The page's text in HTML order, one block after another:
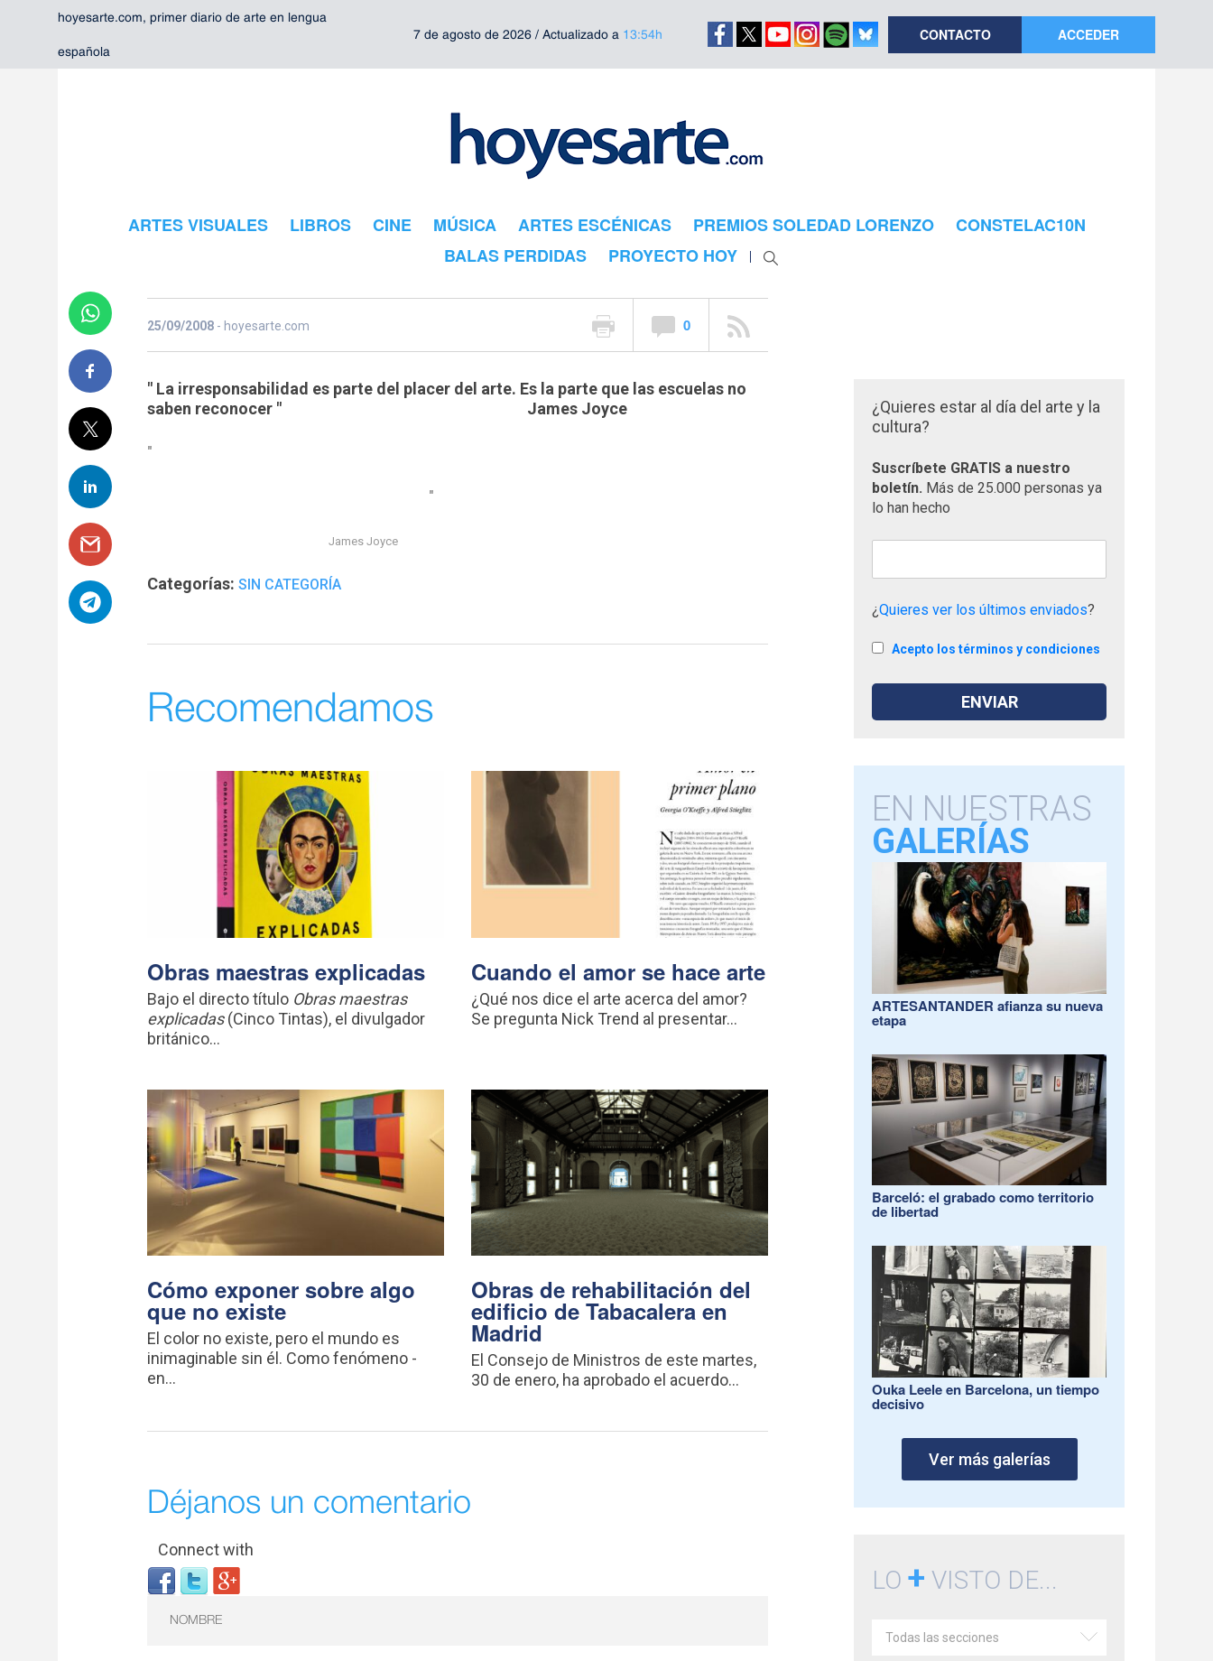
hoyesarte.com, primer diario de arte en lengua
española
7 de agosto de 2026 / Actualizado a 13:54h CONTACTO ACCEDER
ARTES VISUALES LIBROS CINE MÚSICA ARTES ESCÉNICAS PREMIOS SOLEDAD LORENZO
CONSTELAC10N
BALAS PERDIDAS
PROYECTO HOY
La irresponsabilidad es
parte
25/09/2008 - hoyesarte.com 0
" La irresponsabilidad es parte del placer del arte. Es la parte que las escuelas no
saben reconocer " James Joyce
"
"
James Joyce
Categorías: SIN CATEGORÍA
Recomendamos
Obras maestras explicadas
Bajo el directo título Obras maestras
explicadas(Cinco Tintas), el divulgador
británico...
Cuando el amor se hace arte
¿Qué nos dice el arte acerca del amor?
Se pregunta Nick Trend al presentar...
Cómo exponer sobre algo
que no existe
El color no existe, pero el mundo es
inimaginable sin él. Como fenómeno -
en...
Obras de rehabilitación del
edificio de Tabacalera en
Madrid
El Consejo de Ministros de este martes,
30 de enero, ha aprobado el acuerdo...
Déjanos un comentario
Connect with
¿Quieres estar al día del arte y la
cultura?
Suscríbete GRATIS a nuestro
boletín. Más de 25.000 personas ya
lo han hecho
¿Quieres ver los últimos enviados?
Acepto los términos y condiciones
EN NUESTRAS
GALERÍAS
ARTESANTANDER afianza su nueva
etapa
Barceló: el grabado como territorio
de libertad
Ouka Leele en Barcelona, un tiempo
decisivo
Ver más galerías
LO+ VISTO DE...
Todas las secciones